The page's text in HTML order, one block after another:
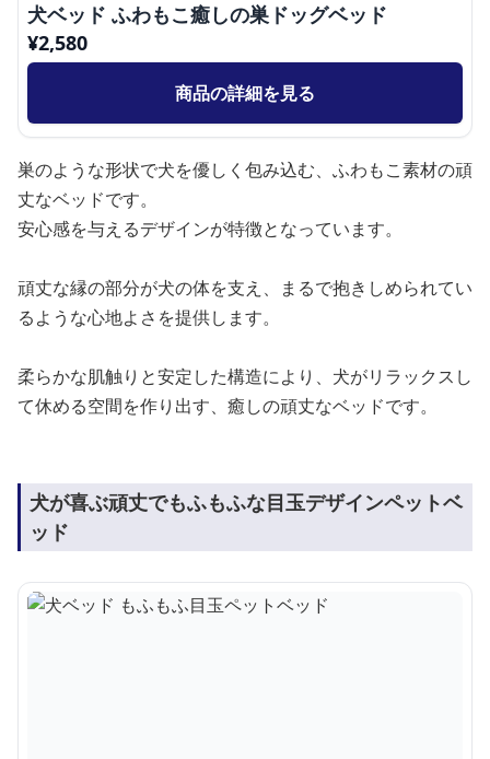
犬ベッド ふわもこ癒しの巣ドッグベッド
¥2,580
商品の詳細を見る
巣のような形状で犬を優しく包み込む、ふわもこ素材の頑
丈なベッドです。
安心感を与えるデザインが特徴となっています。
頑丈な縁の部分が犬の体を支え、まるで抱きしめられてい
るような心地よさを提供します。
柔らかな肌触りと安定した構造により、犬がリラックスし
て休める空間を作り出す、癒しの頑丈なベッドです。
犬が喜ぶ頑丈でもふもふな目玉デザインペットベ
ッド